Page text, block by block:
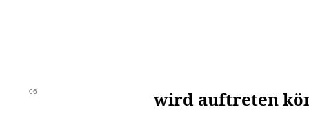
06 wird auftreten